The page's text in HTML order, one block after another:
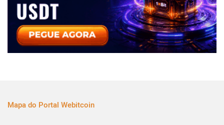
Mapa do Portal Webitcoin